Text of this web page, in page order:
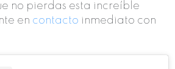
no pierdas esta increíble
en contacto inmediato con